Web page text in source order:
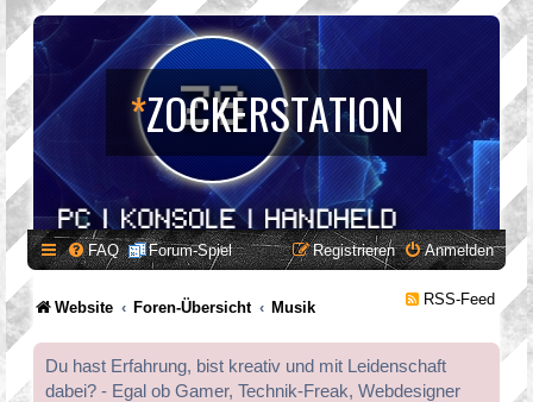
*ZOCKERSTATION
FAQ Forum-Spiel Anmelden
Registrieren
Website Foren-Übersicht Musik RSS-Feed
Du hast Erfahrung, bist kreativ und mit Leidenschaft
dabei? - Egal ob Gamer, Technik-Freak, Webdesigner